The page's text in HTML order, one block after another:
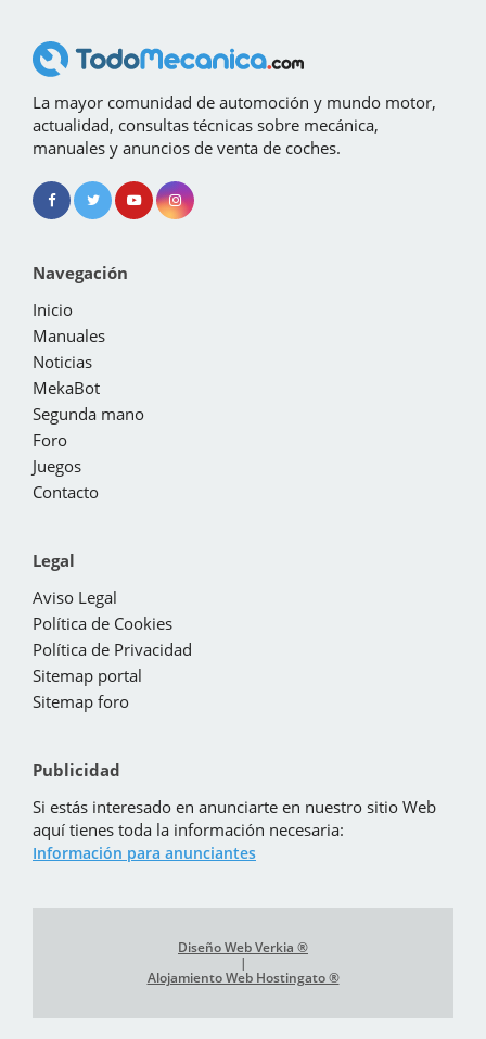
La mayor comunidad de automoción y mundo motor,
actualidad, consultas técnicas sobre mecánica,
manuales y anuncios de venta de coches.
Navegación
Inicio
Manuales
Noticias
MekaBot
Segunda mano
Foro
Juegos
Contacto
Legal
Aviso Legal
Política de Cookies
Política de Privacidad
Sitemap portal
Sitemap foro
Publicidad
Si estás interesado en anunciarte en nuestro sitio Web
aquí tienes toda la información necesaria:
Información para anunciantes
Diseño Web Verkia ®
|
Alojamiento Web Hostingato ®